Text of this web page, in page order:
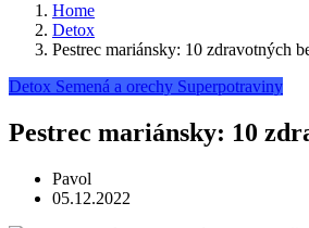
Home
Detox
Pestrec mariánsky: 10 zdravotných
Detox Semená a orechy Superpotraviny
Pestrec mariánsky: 10
Pavol
05.12.2022